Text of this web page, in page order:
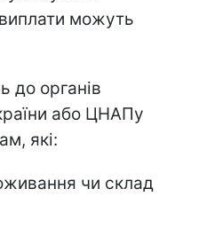
можуть
до органів
або ЦНАПу
які:
чи склад